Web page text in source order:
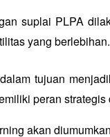
suplai PLPA
yang berlebihan.
tujuan
peran
akan